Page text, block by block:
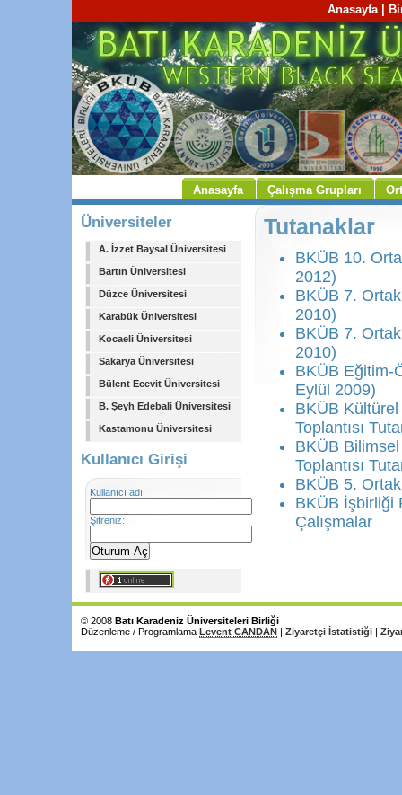
Anasayfa|
Anasayfa Çalışma Grupları
Üniversiteler
A. İzzet Baysal Üniversitesi
Bartın Üniversitesi
Düzce Üniversitesi
Karabük Üniversitesi
Kocaeli Üniversitesi
Sakarya Üniversitesi
Bülent Ecevit Üniversitesi
B. Şeyh Edebali Üniversitesi
Kastamonu Üniversitesi
Kullanıcı Girişi
Kullanıcı adı:
Şifreniz:
Tutanaklar
BKÜB 10.
2012)
BKÜB 7. Ortak
2010)
BKÜB 7.
2010)
BKÜB Eğitim-
Eylül 2009)
BKÜB
Toplantısı
BKÜB
Toplantısı
BKÜB 5.
BKÜB İşbirliği
Çalışmalar
© 2008 Batı Karadeniz Üniversiteleri Birliği
Düzenleme / Programlama Levent CANDAN | Ziyaretçi İstatistiği |